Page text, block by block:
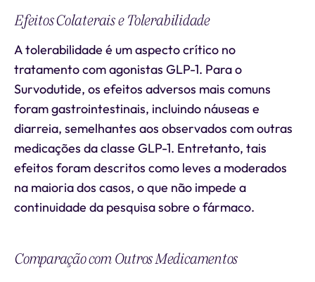
Efeitos Colaterais e Tolerabilidade
A tolerabilidade é um aspecto crítico no
tratamento com agonistas GLP-1. Para o
Survodutide, os efeitos adversos mais comuns
foram gastrointestinais, incluindo náuseas e
diarreia, semelhantes aos observados com outras
medicações da classe GLP-1. Entretanto, tais
efeitos foram descritos como leves a moderados
na maioria dos casos, o que não impede a
continuidade da pesquisa sobre o fármaco.
Comparação com Outros Medicamentos